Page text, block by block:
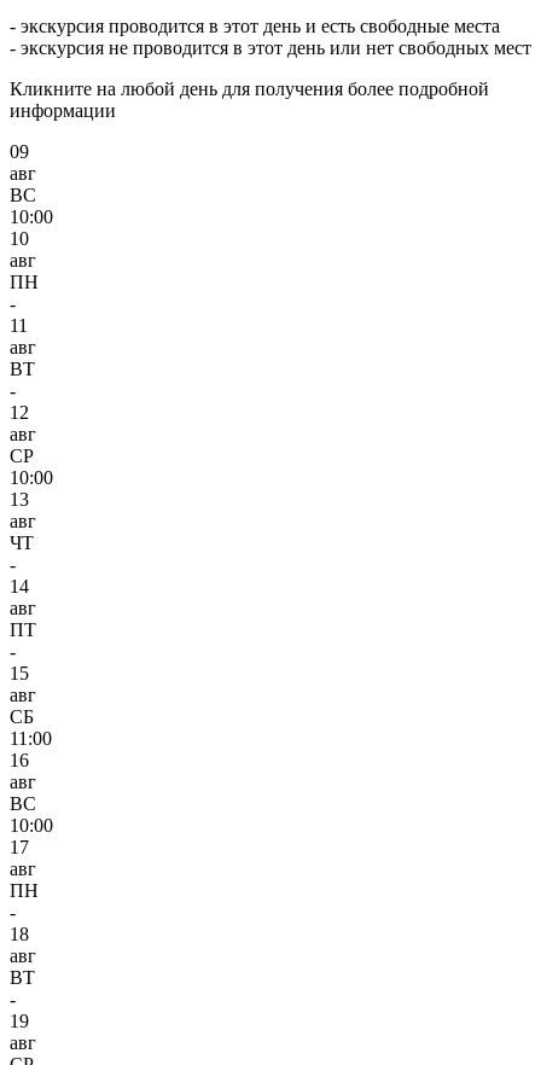
- экскурсия проводится в этот день и есть свободные места
- экскурсия не проводится в этот день или нет свободных мест
Кликните на любой день для получения более подробной
информации
09
авг
ВС
10:00
10
авг
ПН
-
11
авг
ВТ
-
12
авг
СР
10:00
13
авг
ЧТ
-
14
авг
ПТ
-
15
авг
СБ
11:00
16
авг
ВС
10:00
17
авг
ПН
-
18
авг
ВТ
-
19
авг